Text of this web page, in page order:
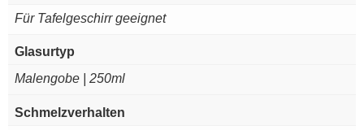
Für Tafelgeschirr geeignet
Glasurtyp
Malengobe | 250ml
Schmelzverhalten